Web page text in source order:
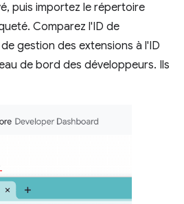
puis importez le répertoire
Comparez l'ID de
gestion des extensions à l'ID
de bord des développeurs. Ils